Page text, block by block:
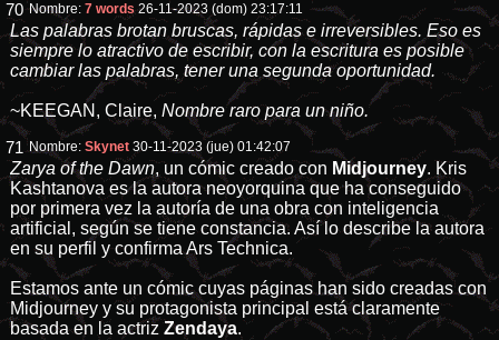
70 Nombre:7 words 26-11-2023 (dom) 23:17:11
Las palabras brotan bruscas, rápidas e irreversibles. Eso es
siempre lo atractivo de escribir, con la escritura es posible
cambiar las palabras, tener una segunda oportunidad.
~KEEGAN, Claire, Nombre raro para un niño.
71 Nombre:Skynet 30-11-2023 (jue) 01:42:07
Zarya of the Dawn, un cómic creado con Midjourney. Kris
Kashtanova es la autora neoyorquina que ha conseguido
por primera vez la autoría de una obra con inteligencia
artificial, según se tiene constancia. Así lo describe la autora
en su perfil y confirma Ars Technica.
Estamos ante un cómic cuyas páginas han sido creadas con
Midjourney y su protagonista principal está claramente
basada en la actriz Zendaya.